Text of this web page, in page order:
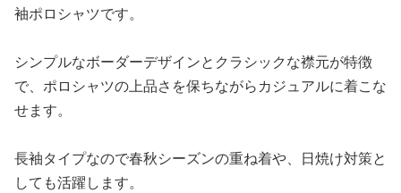
袖ポロシャツです。
シンプルなボーダーデザインとクラシックな襟元が特徴
で、ポロシャツの上品さを保ちながらカジュアルに着こな
せます。
長袖タイプなので春秋シーズンの重ね着や、日焼け対策と
しても活躍します。